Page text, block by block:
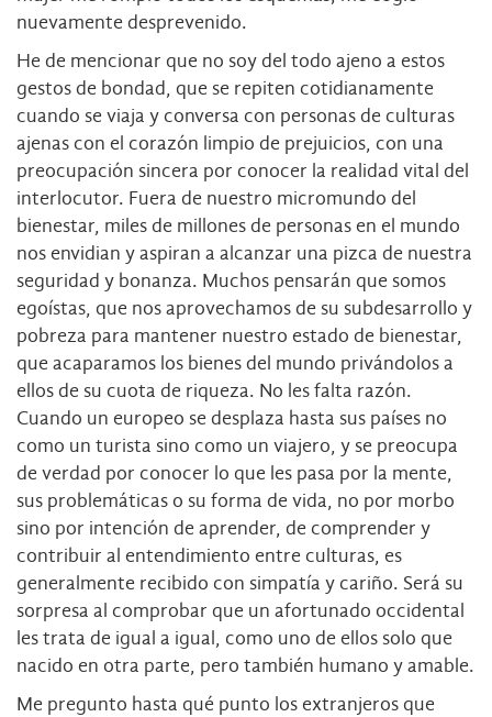
nuevamente desprevenido.
He de mencionar que no soy del todo ajeno a estos
gestos de bondad, que se repiten cotidianamente
cuando se viaja y conversa con personas de culturas
ajenas con el corazón limpio de prejuicios, con una
preocupación sincera por conocer la realidad vital del
interlocutor. Fuera de nuestro micromundo del
bienestar, miles de millones de personas en el mundo
nos envidian y aspiran a alcanzar una pizca de nuestra
seguridad y bonanza. Muchos pensarán que somos
egoístas, que nos aprovechamos de su subdesarrollo y
pobreza para mantener nuestro estado de bienestar,
que acaparamos los bienes del mundo privándolos a
ellos de su cuota de riqueza. No les falta razón.
Cuando un europeo se desplaza hasta sus países no
como un turista sino como un viajero, y se preocupa
de verdad por conocer lo que les pasa por la mente,
sus problemáticas o su forma de vida, no por morbo
sino por intención de aprender, de comprender y
contribuir al entendimiento entre culturas, es
generalmente recibido con simpatía y cariño. Será su
sorpresa al comprobar que un afortunado occidental
les trata de igual a igual, como uno de ellos solo que
nacido en otra parte, pero también humano y amable.
Me pregunto hasta qué punto los extranjeros que